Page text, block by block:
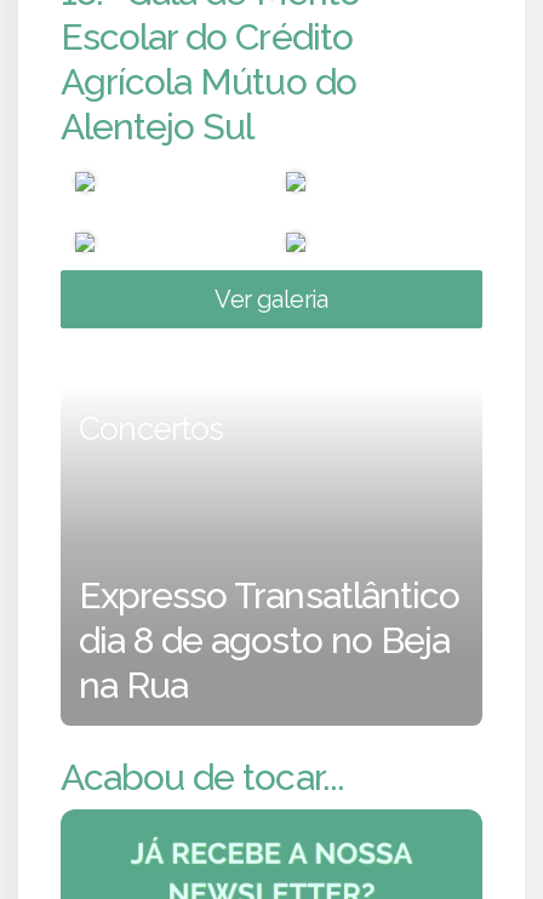
Escolar do Crédito
Agrícola Mútuo do
Alentejo Sul
Ver galeria
Concertos
Expresso Transatlântico
dia 8 de agosto no Beja
na Rua
Acabou de tocar...